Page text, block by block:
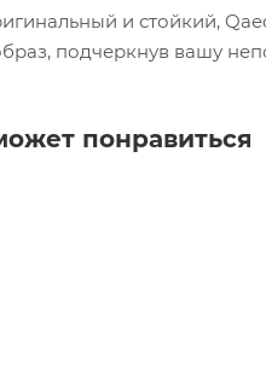
и стойкий,
подчеркнув вашу
понравиться